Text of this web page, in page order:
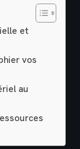
et
vos
au